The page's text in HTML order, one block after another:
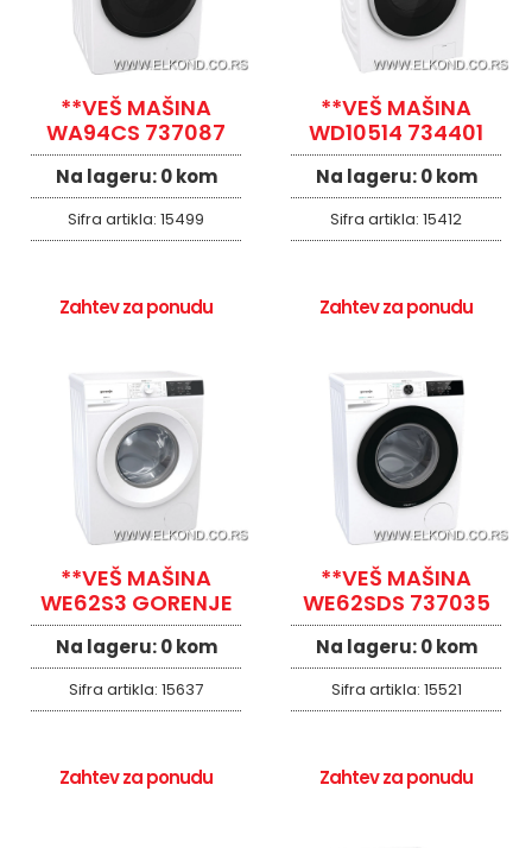
**VEŠ MAŠINA
WA94CS 737087
Na lageru:0 kom
Sifra artikla: 15499
Zahtev za ponudu
**VEŠ MAŠINA
WD10514 734401
Na lageru:0 kom
Sifra artikla: 15412
Zahtev za ponudu
**VEŠ MAŠINA
WE62S3 GORENJE
Na lageru:0 kom
Sifra artikla: 15637
Zahtev za ponudu
**VEŠ MAŠINA
WE62SDS 737035
Na lageru:0 kom
Sifra artikla: 15521
Zahtev za ponudu